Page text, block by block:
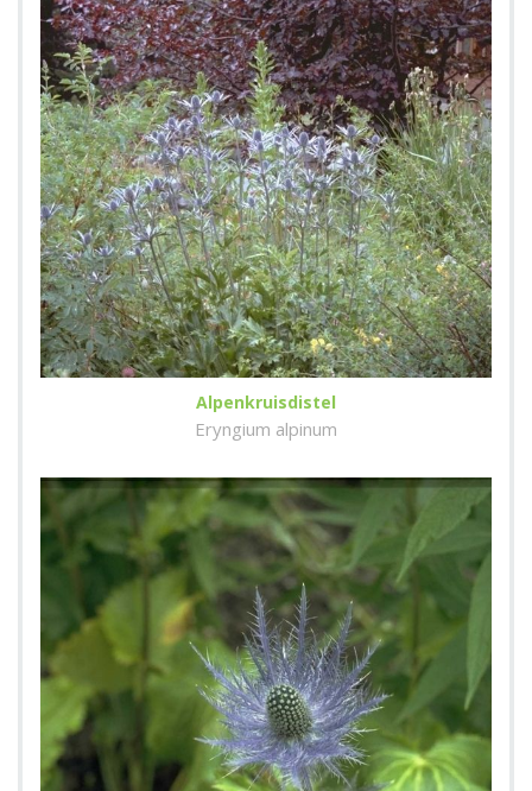
Alpenkruisdistel
Eryngium alpinum